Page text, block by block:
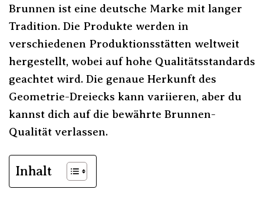
Brunnen ist eine deutsche Marke mit langer
Tradition. Die Produkte werden in
verschiedenen Produktionsstätten weltweit
hergestellt, wobei auf hohe Qualitätsstandards
geachtet wird. Die genaue Herkunft des
Geometrie-Dreiecks kann variieren, aber du
kannst dich auf die bewährte Brunnen-
Qualität verlassen.
Inhalt